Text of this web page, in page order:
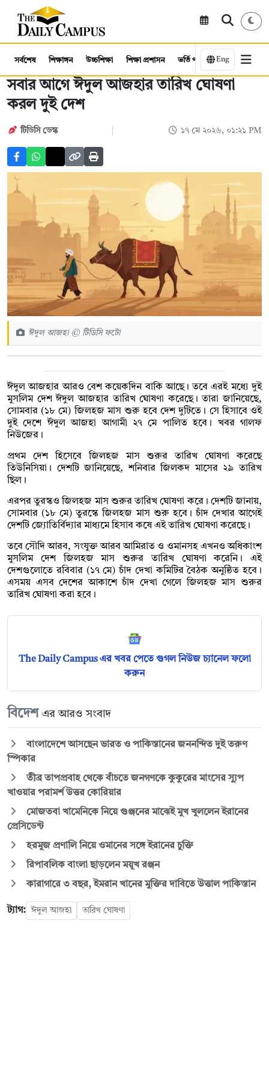
সর্বশেষ শিক্ষাঙ্গন উচ্চশিক্ষা শিক্ষা প্রশাসন ভর্তি পরীক্ষা কর্মসংস্থান
Eng
সবার আগে ঈদুল আজহার তারিখ ঘোষণা
করল দুই দেশ
টিডিসি ডেস্ক ১৭ মে ২০২৬, ০১:২১ PM
ঈদুল আজহা © টিডিসি ফটো
ঈদুল আজহার আরও বেশ কয়েকদিন বাকি আছে। তবে এরই মধ্যে দুই
মুসলিম দেশ ঈদুল আজহার তারিখ ঘোষণা করেছে। তারা জানিয়েছে,
সোমবার (১৮ মে) জিলহজ মাস শুরু হবে দেশ দুটিতে। সে হিসাবে ওই
দুই দেশে ঈদুল আজহা আগামী ২৭ মে পালিত হবে। খবর গালফ
নিউজের।
প্রথম দেশ হিসেবে জিলহজ মাস শুরুর তারিখ ঘোষণা করেছে
তিউনিসিয়া। দেশটি জানিয়েছে, শনিবার জিলকদ মাসের ২৯ তারিখ
ছিল।
এরপর তুরস্কও জিলহজ মাস শুরুর তারিখ ঘোষণা করে। দেশটি জানায়,
সোমবার (১৮ মে) তুরস্কে জিলহজ মাস শুরু হবে। চাঁদ দেখার আগেই
দেশটি জ্যোতির্বিদ্যার মাধ্যমে হিসাব কষে এই তারিখ ঘোষণা করেছে।
তবে সৌদি আরব, সংযুক্ত আরব আমিরাত ও ওমানসহ এখনও অধিকাংশ
মুসলিম দেশ জিলহজ মাস শুরুর তারিখ ঘোষণা করেনি। এই
দেশগুলোতে রবিবার (১৭ মে) চাঁদ দেখা কমিটির বৈঠক অনুষ্ঠিত হবে।
এসময় এসব দেশের আকাশে চাঁদ দেখা গেলে জিলহজ মাস শুরুর
তারিখ ঘোষণা করা হবে।
The Daily Campus এর খবর পেতে গুগল নিউজ চ্যানেল ফলো
করুন
বিদেশ এর আরও সংবাদ
বাংলাদেশে আসছেন ভারত ও পাকিস্তানের জননন্দিত দুই তরুণ
স্পিকার
তীব্র তাপপ্রবাহ থেকে বাঁচতে জনগণকে কুকুরের মাংসের স্যুপ
খাওয়ার পরামর্শ উত্তর কোরিয়ার
মোজতবা খামেনিকে নিয়ে গুঞ্জনের মাঝেই মুখ খুললেন ইরানের
প্রেসিডেন্ট
হরমুজ প্রণালি নিয়ে ওমানের সঙ্গে ইরানের চুক্তি
রিপাবলিক বাংলা ছাড়লেন ময়ূখ রঞ্জন
কারাগারে ৩ বছর, ইমরান খানের মুক্তির দাবিতে উত্তাল পাকিস্তান
ট্যাগ: ঈদুল আজহা তারিখ ঘোষণা